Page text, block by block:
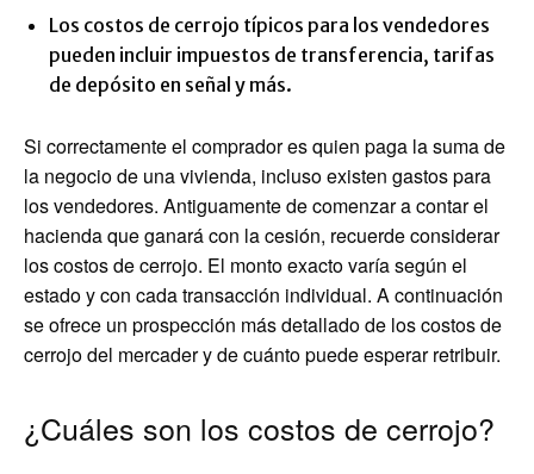
Los costos de cerrojo típicos para los vendedores
pueden incluir impuestos de transferencia, tarifas
de depósito en señal y más.
Si correctamente el comprador es quien paga la suma de
la negocio de una vivienda, incluso existen gastos para
los vendedores. Antiguamente de comenzar a contar el
hacienda que ganará con la cesión, recuerde considerar
los costos de cerrojo. El monto exacto varía según el
estado y con cada transacción individual. A continuación
se ofrece un prospección más detallado de los costos de
cerrojo del mercader y de cuánto puede esperar retribuir.
¿Cuáles son los costos de cerrojo?